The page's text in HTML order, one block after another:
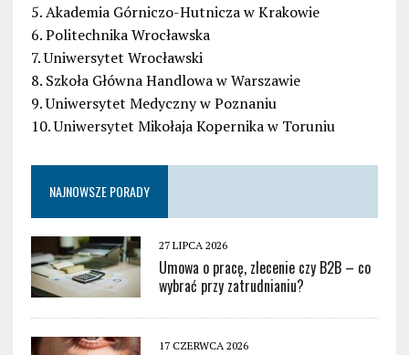
5. Akademia Górniczo-Hutnicza w Krakowie
6. Politechnika Wrocławska
7. Uniwersytet Wrocławski
8. Szkoła Główna Handlowa w Warszawie
9. Uniwersytet Medyczny w Poznaniu
10. Uniwersytet Mikołaja Kopernika w Toruniu
NAJNOWSZE PORADY
27 LIPCA 2026
Umowa o pracę, zlecenie czy B2B – co
wybrać przy zatrudnianiu?
17 CZERWCA 2026